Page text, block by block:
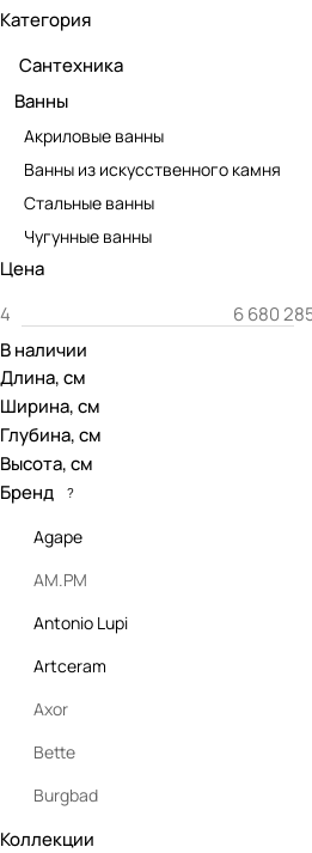
Категория
Сантехника
Ванны
Акриловые ванны
Ванны из искусственного камня
Стальные ванны
Чугунные ванны
Цена
В наличии
Длина, см
Ширина, см
Глубина, см
Высота, см
Бренд
?
Agape
AM.PM
Antonio Lupi
Artceram
Axor
Bette
Burgbad
Burlington
Коллекции